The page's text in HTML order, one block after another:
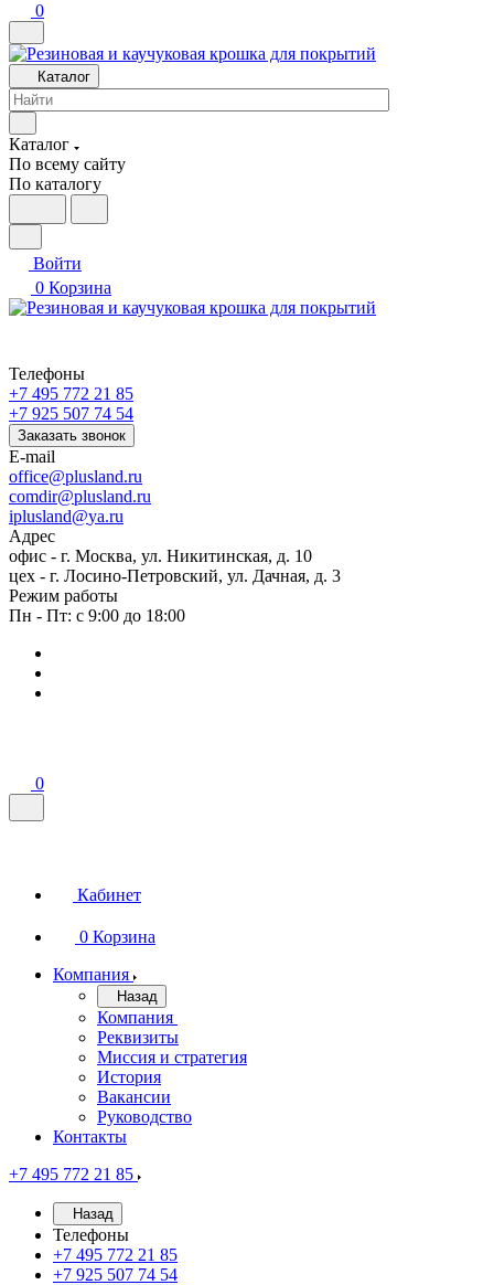
0
Каталог
Каталог
По всему сайту
По каталогу
Войти
0 Корзина
Телефоны
+7 495 772 21 85
+7 925 507 74 54
Заказать звонок
E-mail
office@plusland.ru
comdir@plusland.ru
iplusland@ya.ru
Адрес
офис - г. Москва, ул. Никитинская, д. 10
цех - г. Лосино-Петровский, ул. Дачная, д. 3
Режим работы
Пн - Пт: с 9:00 до 18:00
0
Кабинет
0 Корзина
Компания
Назад
Компания
Реквизиты
Миссия и стратегия
История
Вакансии
Руководство
Контакты
+7 495 772 21 85
Назад
Телефоны
+7 495 772 21 85
+7 925 507 74 54